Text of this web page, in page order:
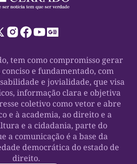
tem como compromisso gerar
e fundamentado, com
e jovialidade, que visa
informação clara e objetiva
coletivo como vetor e abre
e à academia, ao direito e a
e a cidadania, parte do
a comunicação é a base da
democrática do estado de
direito.